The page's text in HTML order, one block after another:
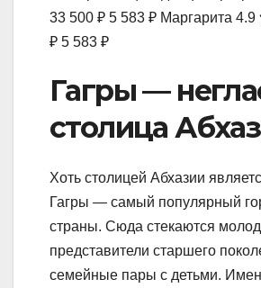
33 500 ₽ 5 583 ₽ Маргарита 4.9
₽ 5 583 ₽
Гагры —
столица
Хоть столицей Абхазии
Гагры — самый популярный
страны. Сюда стекаются
представители старшего
семейные пары с детьми.